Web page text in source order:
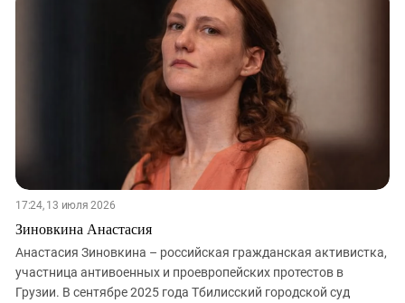
17:24, 13 июля 2026
Зиновкина Анастасия
Анастасия Зиновкина – российская гражданская активистка,
участница антивоенных и проевропейских протестов в
Грузии. В сентябре 2025 года Тбилисский городской суд